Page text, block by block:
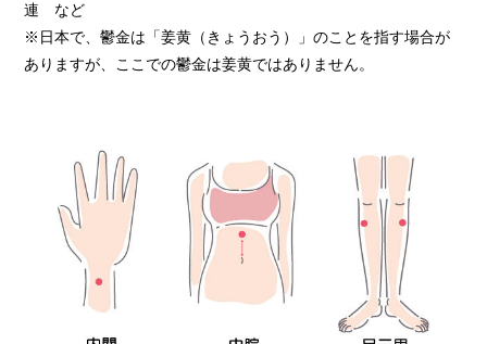
連 など
※日本で、鬱金は「姜黄（きょうおう）」のことを指す場合が
ありますが、ここでの鬱金は姜黄ではありません。